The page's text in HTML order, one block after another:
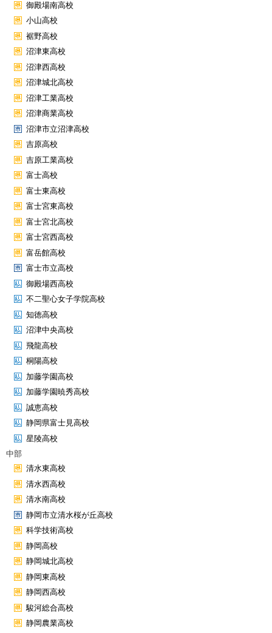
御殿場南高校
小山高校
裾野高校
沼津東高校
沼津西高校
沼津城北高校
沼津工業高校
沼津商業高校
沼津市立沼津高校
吉原高校
吉原工業高校
富士高校
富士東高校
富士宮東高校
富士宮北高校
富士宮西高校
富岳館高校
富士市立高校
御殿場西高校
不二聖心女子学院高校
知徳高校
沼津中央高校
飛龍高校
桐陽高校
加藤学園高校
加藤学園暁秀高校
誠恵高校
静岡県富士見高校
星陵高校
中部
清水東高校
清水西高校
清水南高校
静岡市立清水桜が丘高校
科学技術高校
静岡高校
静岡城北高校
静岡東高校
静岡西高校
駿河総合高校
静岡農業高校